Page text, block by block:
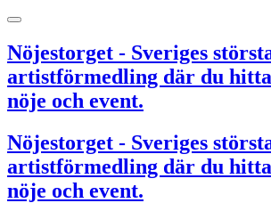
Nöjestorget - Sveriges
artistförmedling där du
nöje och event.
Nöjestorget - Sveriges
artistförmedling där du
nöje och event.